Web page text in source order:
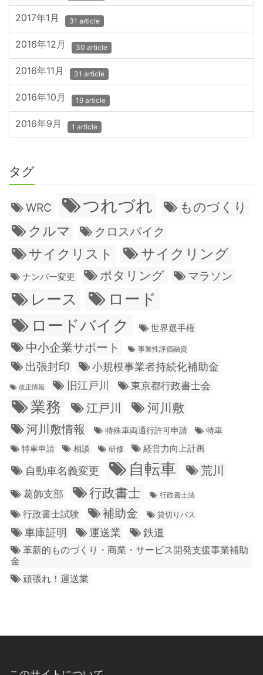
2017年1月 31 article
2016年12月 30 article
2016年11月 31 article
2016年10月 19 article
2016年9月 1 article
タグ
WRC つれづれ ものづくり
クルマ クロスバイク
サイクリスト サイクリング
ナンバー変更 ポタリング マラソン
レース
ロード
ロードバイク
世界選手権
中小企業サポート 事業性評価融資
出張封印 小規模事業者持続化補助金
改正情報 旧江戸川 東京都行政書士会
業務 江戸川
河川敷
河川敷情報
特殊車両通行許可申請
特車
特車申請
相談 研修 経営力向上計画
自動車名義変更 自転車 荒川
葛飾支部 行政書士 行政書士法
行政書士試験 補助金 貸切りバス
車庫証明 運送業 鉄道
革新的ものづくり・商業・サービス開発支援事業補助
金
頑張れ！運送業